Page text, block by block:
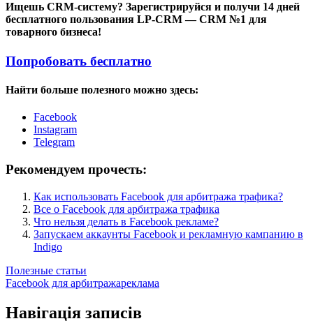
Ищешь CRM-систему? Зарегистрируйся и получи 14 дней
бесплатного пользования LP-CRM — CRM №1 для
товарного бизнеса!
Попробовать бесплатно
Найти больше полезного можно здесь:
Facebook
Instagram
Telegram
Рекомендуем прочесть:
Как использовать Facebook для арбитража трафика?
Все о Facebook для арбитража трафика
Что нельзя делать в Facebook рекламе?
Запускаем аккаунты Facebook и рекламную кампанию в
Indigo
Полезные статьи
Facebook для арбитражареклама
Навігація записів